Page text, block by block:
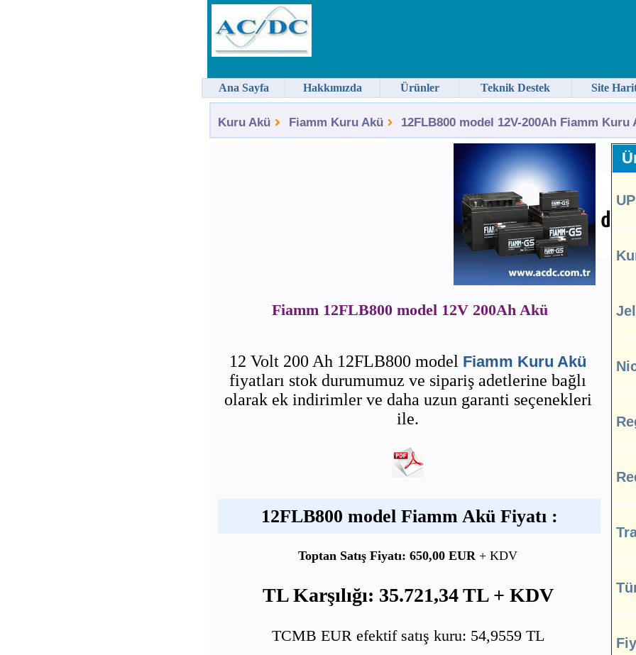
Kuru Akü Fiamm Kuru Akü 12FLB800 model 12V-200Ah Fiamm Kuru
Fiamm 12FLB800 model 12V 200Ah Akü
12 Volt 200 Ah 12FLB800 model Fiamm Kuru Akü
fiyatları stok durumumuz ve sipariş adetlerine bağlı
olarak ek indirimler ve daha uzun garanti seçenekleri
ile.
12FLB800 model Fiamm Akü Fiyatı :
Toptan Satış Fiyatı: 650,00 EUR + KDV
TL Karşılığı: 35.721,34 TL + KDV
TCMB EUR efektif satış kuru: 54,9559 TL
Ana Sayfa Hakkımızda Ürünler Teknik Destek Site